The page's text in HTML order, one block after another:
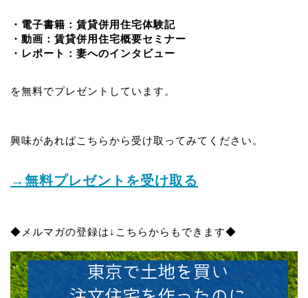
・電子書籍：賃貸併用住宅体験記
・動画：賃貸併用住宅概要セミナー
・レポート：妻へのインタビュー
を無料でプレゼントしています。
興味があればこちらから受け取ってみてください。
→無料プレゼントを受け取る
◆メルマガの登録は↓こちらからもできます◆